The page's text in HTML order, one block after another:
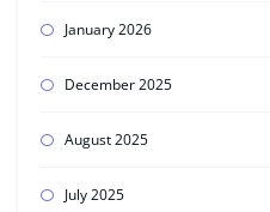
January 2026
December 2025
August 2025
July 2025